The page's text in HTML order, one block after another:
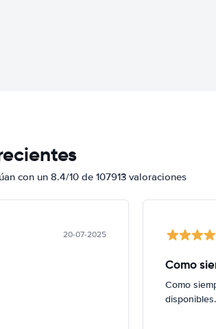
con un 8.4/10 de 107913 valoraciones
20-07-2025
Como
Como
disponibles.